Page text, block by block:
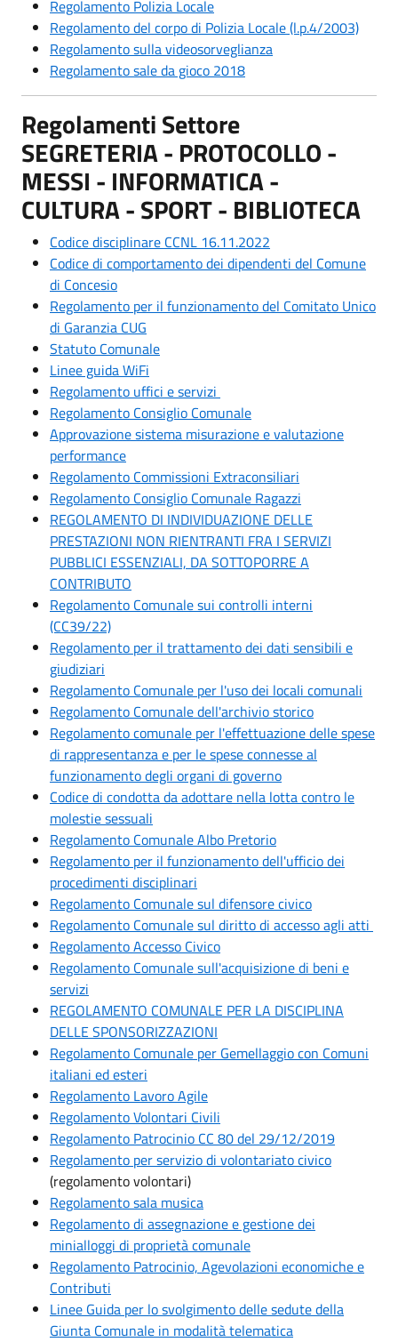
Regolamento Polizia Locale
Regolamento del corpo di Polizia Locale (l.p.4/2003)
Regolamento sulla videosorveglianza
Regolamento sale da gioco 2018
Regolamenti Settore
SEGRETERIA - PROTOCOLLO -
MESSI - INFORMATICA -
CULTURA - SPORT - BIBLIOTECA
Codice disciplinare CCNL 16.11.2022
Codice di comportamento dei dipendenti del Comune
di Concesio
Regolamento per il funzionamento del Comitato Unico
di Garanzia CUG
Statuto Comunale
Linee guida WiFi
Regolamento uffici e servizi
Regolamento Consiglio Comunale
Approvazione sistema misurazione e valutazione
performance
Regolamento Commissioni Extraconsiliari
Regolamento Consiglio Comunale Ragazzi
REGOLAMENTO DI INDIVIDUAZIONE DELLE
PRESTAZIONI NON RIENTRANTI FRA I SERVIZI
PUBBLICI ESSENZIALI, DA SOTTOPORRE A
CONTRIBUTO
Regolamento Comunale sui controlli interni
(CC39/22)
Regolamento per il trattamento dei dati sensibili e
giudiziari
Regolamento Comunale per l'uso dei locali comunali
Regolamento Comunale dell'archivio storico
Regolamento comunale per l'effettuazione delle spese
di rappresentanza e per le spese connesse al
funzionamento degli organi di governo
Codice di condotta da adottare nella lotta contro le
molestie sessuali
Regolamento Comunale Albo Pretorio
Regolamento per il funzionamento dell'ufficio dei
procedimenti disciplinari
Regolamento Comunale sul difensore civico
Regolamento Comunale sul diritto di accesso agli atti
Regolamento Accesso Civico
Regolamento Comunale sull'acquisizione di beni e
servizi
REGOLAMENTO COMUNALE PER LA DISCIPLINA
DELLE SPONSORIZZAZIONI
Regolamento Comunale per Gemellaggio con Comuni
italiani ed esteri
Regolamento Lavoro Agile
Regolamento Volontari Civili
Regolamento Patrocinio CC 80 del 29/12/2019
Regolamento per servizio di volontariato civico
(regolamento volontari)
Regolamento sala musica
Regolamento di assegnazione e gestione dei
minialloggi di proprietà comunale
Regolamento Patrocinio, Agevolazioni economiche e
Contributi
Linee Guida per lo svolgimento delle sedute della
Giunta Comunale in modalità telematica